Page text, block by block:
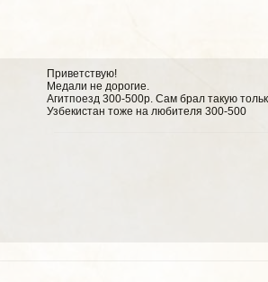
Приветствую!
Медали не дорогие.
Агитпоезд 300-500р. Сам брал такую
Узбекистан тоже на любителя 300-500